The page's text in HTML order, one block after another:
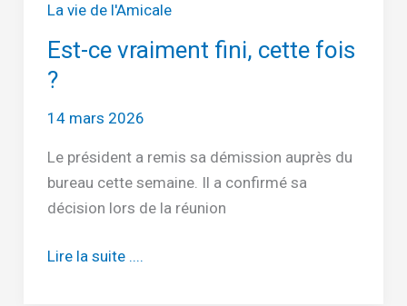
La vie de l'Amicale
Est-ce vraiment fini, cette fois
?
14 mars 2026
Le président a remis sa démission auprès du
bureau cette semaine. Il a confirmé sa
décision lors de la réunion
Est-
Lire la suite ....